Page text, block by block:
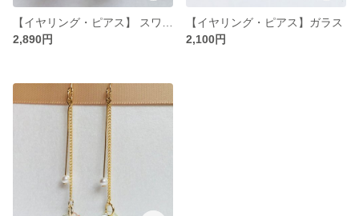
2,890円
【イヤリング・ピアス】ガラス
2,100円